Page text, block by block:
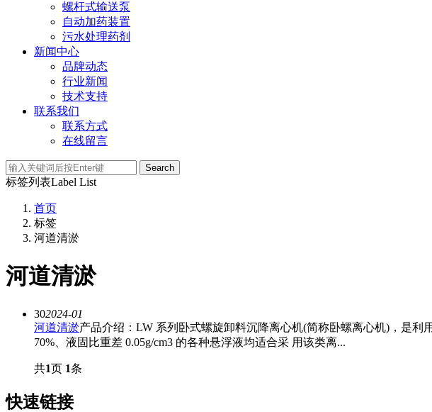
螺杆式输送泵
自动加药装置
污水处理药剂
新闻中心
品牌动态
行业新闻
技术支持
联系我们
联系方式
在线留言
Search
标签列表Label List
首页
标签
河道清淤
河道清淤
302024-01
河道清淤产品介绍：LW 系列卧式螺旋卸料沉降离心机(简称卧螺离心机)，是利
70%、液固比重差 0.05g/cm3 的各种悬浮液均适合采 用该类离...
共1页 1条
快速链接